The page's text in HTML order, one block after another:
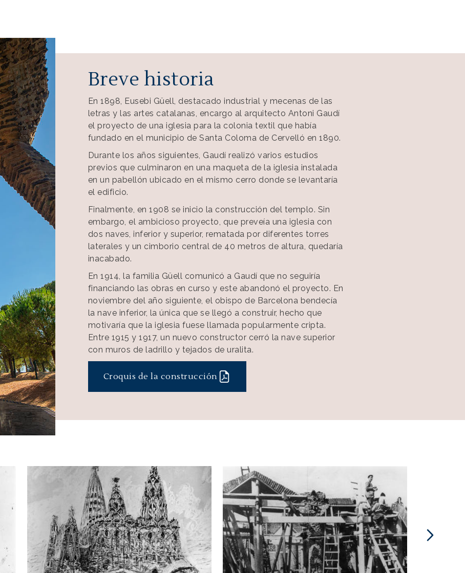
Breve historia
En 1898, Eusebi Güell, destacado industrial y mecenas de las
letras y las artes catalanas, encargo al arquitecto Antoni Gaudí
el proyecto de una iglesia para la colonia textil que había
fundado en el municipio de Santa Coloma de Cervelló en 1890.
Durante los años siguientes, Gaudí realizó varios estudios
previos que culminaron en una maqueta de la iglesia instalada
en un pabellón ubicado en el mismo cerro donde se levantaría
el edificio.
Finalmente, en 1908 se inicio la construcción del templo. Sin
embargo, el ambicioso proyecto, que preveía una iglesia con
dos naves, inferior y superior, rematada por diferentes torres
laterales y un cimborio central de 40 metros de altura, quedaría
inacabado.
En 1914, la familia Güell comunicó a Gaudí que no seguiría
financiando las obras en curso y este abandonó el proyecto. En
noviembre del año siguiente, el obispo de Barcelona bendecía
la nave inferior, la única que se llegó a construir, hecho que
motivaría que la iglesia fuese llamada popularmente cripta.
Entre 1915 y 1917, un nuevo constructor cerró la nave superior
con muros de ladrillo y tejados de uralita.
Croquis de la construcción